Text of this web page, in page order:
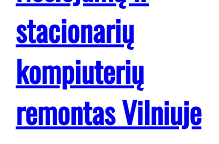
stacionarių
kompiuterių
remontas Vilniuje